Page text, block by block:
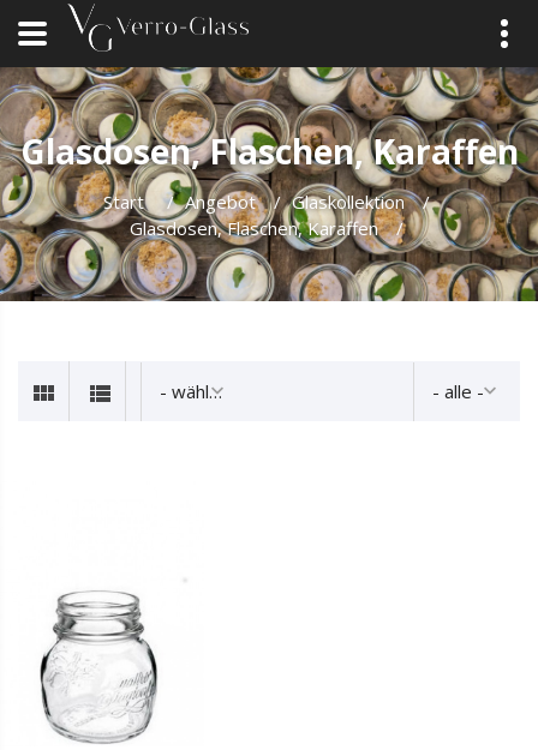
Glasdosen, Flaschen, Karaffen
Start / Angebot / Glaskollektion
/
Glasdosen, Flaschen, Karaffen
/
- wählen - - alle -